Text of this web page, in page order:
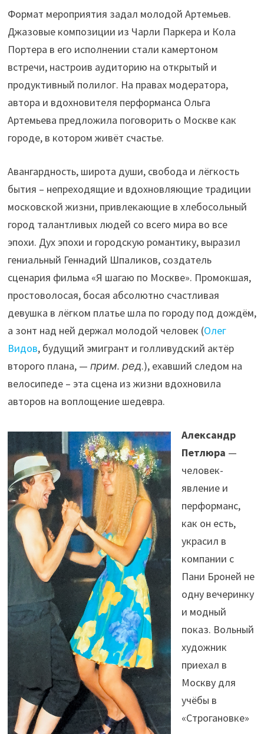
Формат мероприятия задал молодой Артемьев.
Джазовые композиции из Чарли Паркера и Кола
Портера в его исполнении стали камертоном
встречи, настроив аудиторию на открытый и
продуктивный полилог. На правах модератора,
автора и вдохновителя перформанса Ольга
Артемьева предложила поговорить о Москве как
городе, в котором живёт счастье.
Авангардность, широта души, свобода и лёгкость
бытия – непреходящие и вдохновляющие традиции
московской жизни, привлекающие в хлебосольный
город талантливых людей со всего мира во все
эпохи. Дух эпохи и городскую романтику, выразил
гениальный Геннадий Шпаликов, создатель
сценария фильма «Я шагаю по Москве». Промокшая,
простоволосая, босая абсолютно счастливая
девушка в лёгком платье шла по городу под дождём,
а зонт над ней держал молодой человек (Олег
Видов, будущий эмигрант и голливудский актёр
второго плана, — прим. ред.), ехавший следом на
велосипеде – эта сцена из жизни вдохновила
авторов на воплощение шедевра.
Александр
Петлюра —
человек-
явление и
перформанс,
как он есть,
украсил в
компании с
Пани Броней не
одну вечеринку
и модный
показ. Вольный
художник
приехал в
Москву для
учёбы в
«Строгановке»